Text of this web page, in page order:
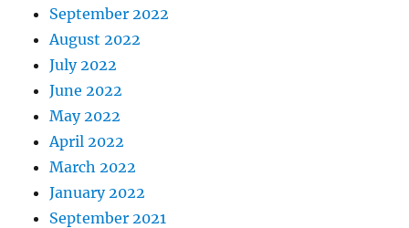
September 2022
August 2022
July 2022
June 2022
May 2022
April 2022
March 2022
January 2022
September 2021